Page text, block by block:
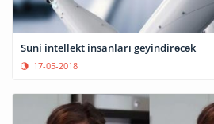
Süni intellekt insanları geyindirəcək
17-05-2018